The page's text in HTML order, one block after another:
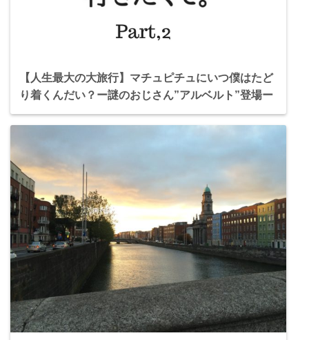
【人生最大の大旅行】マチュピチュにいつ僕はたど
り着くんだい？ー謎のおじさん”アルベルト”登場ー